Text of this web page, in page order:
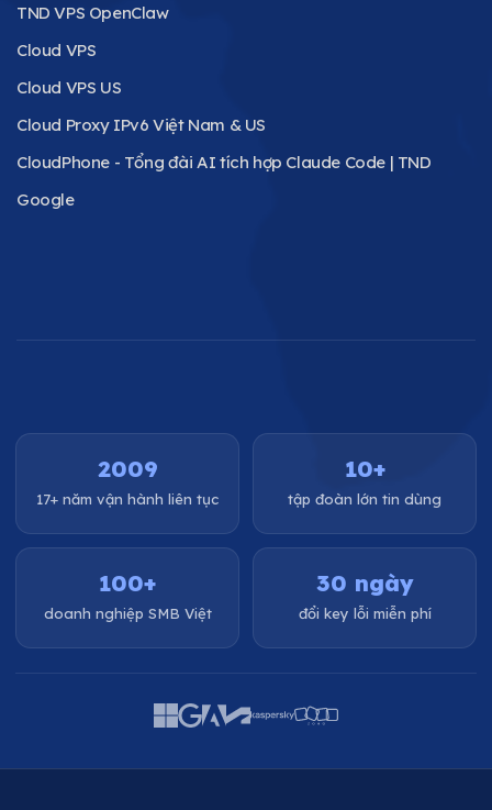
TND VPS OpenClaw
Cloud VPS
Cloud VPS US
Cloud Proxy IPv6 Việt Nam & US
CloudPhone - Tổng đài AI tích hợp Claude Code | TND
Google
2009
17+ năm vận hành liên tục
10+
tập đoàn lớn tin dùng
100+
doanh nghiệp SMB Việt
30 ngày
đổi key lỗi miễn phí